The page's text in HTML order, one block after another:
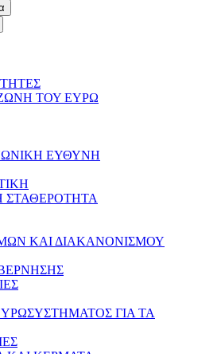
ΤΟΥ ΕΥΡΩ
ΕΥΘΥΝΗ
ΣΤΑΘΕΡΟΤΗΤΑ
ΚΑΙ ΔΙΑΚΑΝΟΝΙΣΜΟΥ
ΓΙΑ ΤΑ